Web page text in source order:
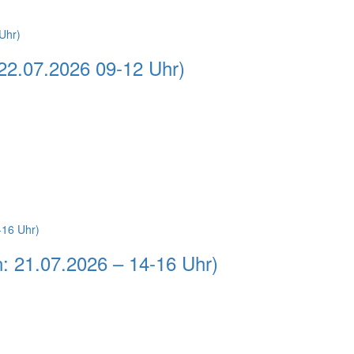
09-12 Uhr)
21.07.2026 – 14-16 Uhr)